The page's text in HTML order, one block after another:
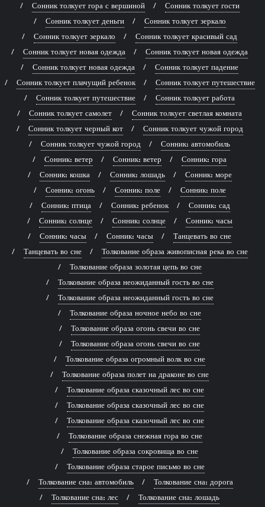
Сонник толкует гора с вершиной
Сонник толкует гости
Сонник толкует деньги
Сонник толкует зеркало
Сонник толкует зеркало
Сонник толкует красивый сад
Сонник толкует новая одежда
Сонник толкует новая одежда
Сонник толкует новая одежда
Сонник толкует падение
Сонник толкует плачущий ребенок
Сонник толкует путешествие
Сонник толкует путешествие
Сонник толкует работа
Сонник толкует самолет
Сонник толкует светлая комната
Сонник толкует черный кот
Сонник толкует чужой город
Сонник толкует чужой город
Сонник: автомобиль
Сонник: ветер
Сонник: ветер
Сонник: гора
Сонник: кошка
Сонник: лошадь
Сонник: море
Сонник: огонь
Сонник: поле
Сонник: поле
Сонник: птица
Сонник: ребенок
Сонник: сад
Сонник: солнце
Сонник: солнце
Сонник: часы
Сонник: часы
Сонник: часы
Танцевать во сне
Танцевать во сне
Толкование образа живописная река во сне
Толкование образа золотая цепь во сне
Толкование образа неожиданный гость во сне
Толкование образа неожиданный гость во сне
Толкование образа ночное небо во сне
Толкование образа огонь свечи во сне
Толкование образа огонь свечи во сне
Толкование образа огромный волк во сне
Толкование образа полет на драконе во сне
Толкование образа сказочный лес во сне
Толкование образа сказочный лес во сне
Толкование образа сказочный лес во сне
Толкование образа снежная гора во сне
Толкование образа сокровища во сне
Толкование образа старое письмо во сне
Толкование сна: автомобиль
Толкование сна: дорога
Толкование сна: лес
Толкование сна: лошадь